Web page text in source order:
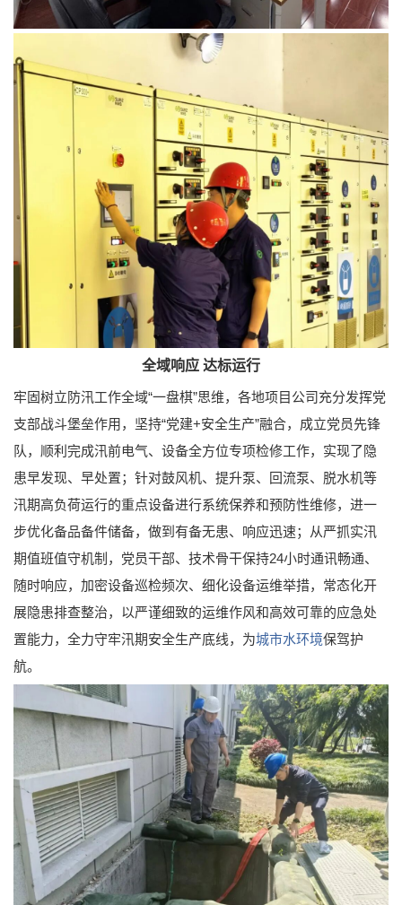
全域响应 达标运行
牢固树立防汛工作全域“一盘棋”思维，各地项目公司充分发挥党
支部战斗堡垒作用，坚持“党建+安全生产”融合，成立党员先锋
队，顺利完成汛前电气、设备全方位专项检修工作，实现了隐
患早发现、早处置；针对鼓风机、提升泵、回流泵、脱水机等
汛期高负荷运行的重点设备进行系统保养和预防性维修，进一
步优化备品备件储备，做到有备无患、响应迅速；从严抓实汛
期值班值守机制，党员干部、技术骨干保持24小时通讯畅通、
随时响应，加密设备巡检频次、细化设备运维举措，常态化开
展隐患排查整治，以严谨细致的运维作风和高效可靠的应急处
置能力，全力守牢汛期安全生产底线，为城市水环境保驾护
航。